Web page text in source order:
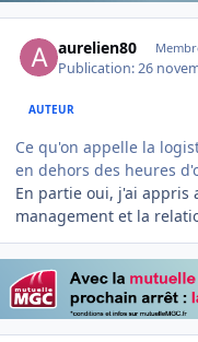
aurelien80
Publication:26
AUTEUR
Ce qu'on appelle la
en dehors des heures
En partie oui, j'ai appris
management et la